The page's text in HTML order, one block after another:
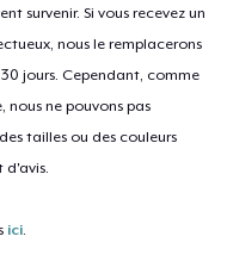
survenir. Si vous recevez un
nous le remplacerons
jours. Cependant, comme
nous ne pouvons pas
tailles ou des couleurs
d'avis.
ici